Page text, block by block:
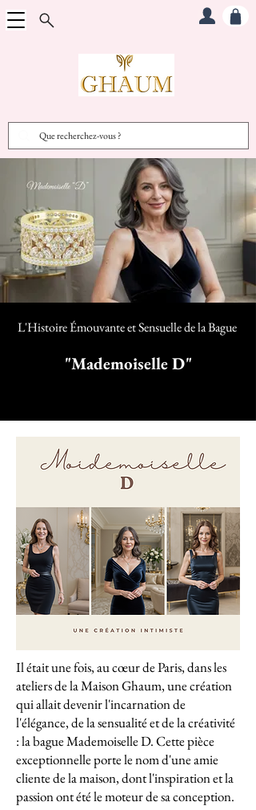
L'Histoire Émouvante et Sensuelle de la Bague
"Mademoiselle D"
Il était une fois, au cœur de Paris, dans les
ateliers de la Maison Ghaum, une création
qui allait devenir l'incarnation de
l'élégance, de la sensualité et de la créativité
: la bague Mademoiselle D. Cette pièce
exceptionnelle porte le nom d'une amie
cliente de la maison, dont l'inspiration et la
passion ont été le moteur de sa conception.